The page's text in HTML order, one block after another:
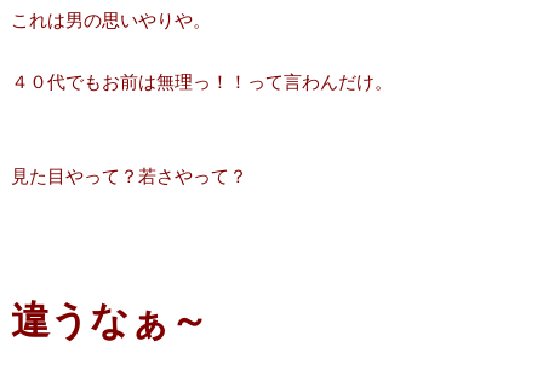
これは男の思いやりや。
４０代でもお前は無理っ！！って言わんだけ。
見た目やって？若さやって？
違うなぁ～